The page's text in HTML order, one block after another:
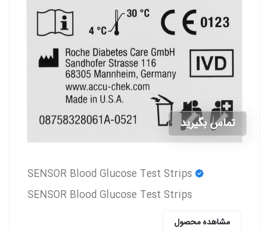
تماس بگیرید
SENSOR Blood Glucose Test Strips
مشاهده محصول